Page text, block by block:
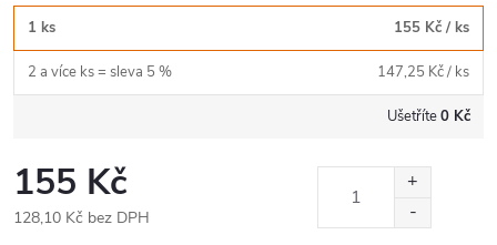
1 ks 155 Kč / ks
2 a více ks = sleva 5 % 147,25 Kč/ ks
Ušetříte0 Kč
155 Kč
128,10 Kč bez DPH